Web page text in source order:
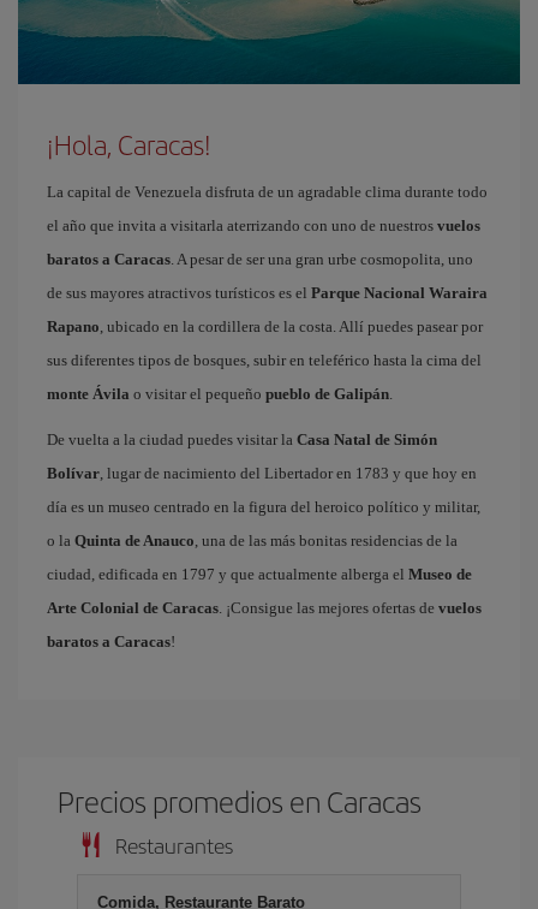
¡Hola, Caracas!
La capital de Venezuela disfruta de un agradable clima durante todo
el año que invita a visitarla aterrizando con uno de nuestros vuelos
baratos a Caracas. A pesar de ser una gran urbe cosmopolita, uno
de sus mayores atractivos turísticos es el Parque Nacional Waraira
Rapano, ubicado en la cordillera de la costa. Allí puedes pasear por
sus diferentes tipos de bosques, subir en teleférico hasta la cima del
monte Ávila o visitar el pequeño pueblo de Galipán.
De vuelta a la ciudad puedes visitar la Casa Natal de Simón
Bolívar, lugar de nacimiento del Libertador en 1783 y que hoy en
día es un museo centrado en la figura del heroico político y militar,
o la Quinta de Anauco, una de las más bonitas residencias de la
ciudad, edificada en 1797 y que actualmente alberga el Museo de
Arte Colonial de Caracas. ¡Consigue las mejores ofertas de vuelos
baratos a Caracas!
Precios promedios en Caracas
Restaurantes
Comida, Restaurante Barato